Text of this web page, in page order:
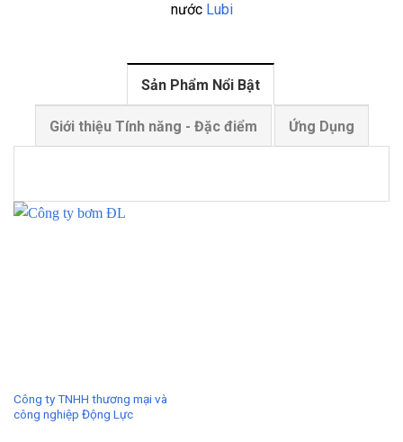
nước Lubi
Sản Phẩm Nổi Bật
Giới thiệu Tính năng - Đặc điểm Ứng Dụng
Công ty TNHH thương mại và
công nghiệp Động Lực